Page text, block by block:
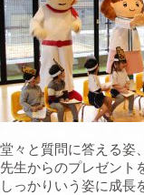
堂々と質問に答える姿、
先生からのプレゼント
しっかりいう姿に成長